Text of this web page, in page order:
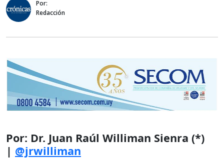
Por:
Redacción
Por: Dr. Juan Raúl Williman Sienra (*)
| @jrwilliman